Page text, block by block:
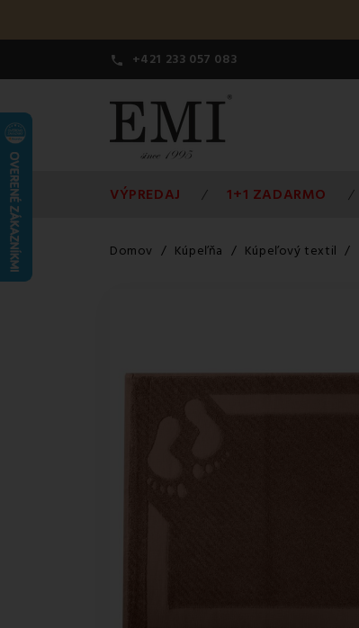
 +421 233 057 083
VÝPREDAJ 1+1 ZADARMO
Domov Kúpeľňa Kúpeľový textil